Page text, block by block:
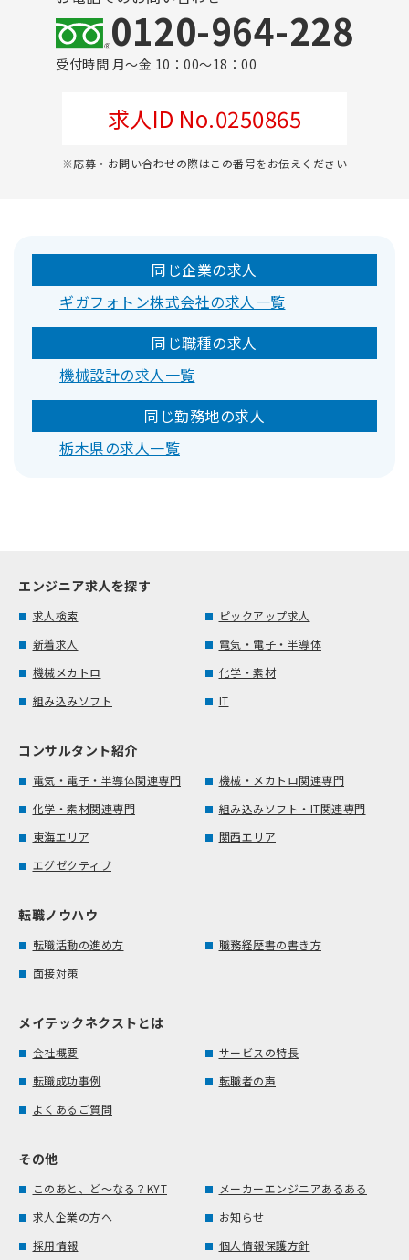
0120-964-228
受付時間 月～金 10：00～18：00
求人ID No.0250865
※応募・お問い合わせの際はこの番号をお伝えください
同じ企業の求人
ギガフォトン株式会社の求人一覧
同じ職種の求人
機械設計の求人一覧
同じ勤務地の求人
栃木県の求人一覧
エンジニア求人を探す
求人検索
ピックアップ求人
新着求人
電気・電子・半導体
機械メカトロ
化学・素材
組み込みソフト
IT
コンサルタント紹介
電気・電子・半導体関連専門
機械・メカトロ関連専門
化学・素材関連専門
組み込みソフト・IT関連専門
東海エリア
関西エリア
エグゼクティブ
転職ノウハウ
転職活動の進め方
職務経歴書の書き方
面接対策
メイテックネクストとは
会社概要
サービスの特長
転職成功事例
転職者の声
よくあるご質問
その他
このあと、ど～なる？KYT
メーカーエンジニアあるある
求人企業の方へ
お知らせ
採用情報
個人情報保護方針